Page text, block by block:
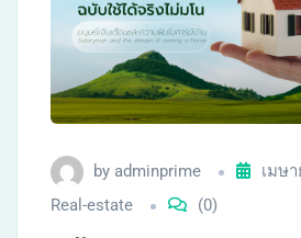
by adminprime
เมษ
Real-estate
(0)